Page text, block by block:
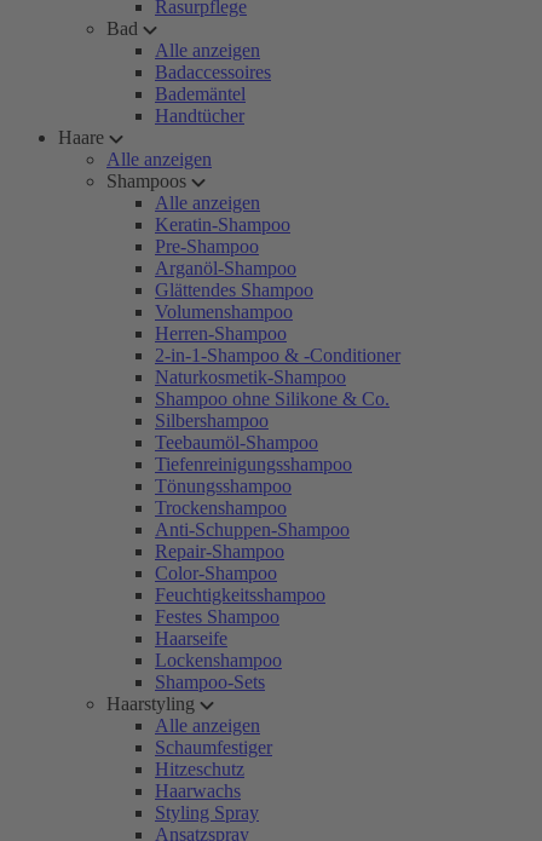
Rasurpflege
Bad
Alle anzeigen
Badaccessoires
Bademäntel
Handtücher
Haare
Alle anzeigen
Shampoos
Alle anzeigen
Keratin-Shampoo
Pre-Shampoo
Arganöl-Shampoo
Glättendes Shampoo
Volumenshampoo
Herren-Shampoo
2-in-1-Shampoo & -Conditioner
Naturkosmetik-Shampoo
Shampoo ohne Silikone & Co.
Silbershampoo
Teebaumöl-Shampoo
Tiefenreinigungsshampoo
Tönungsshampoo
Trockenshampoo
Anti-Schuppen-Shampoo
Repair-Shampoo
Color-Shampoo
Feuchtigkeitsshampoo
Festes Shampoo
Haarseife
Lockenshampoo
Shampoo-Sets
Haarstyling
Alle anzeigen
Schaumfestiger
Hitzeschutz
Haarwachs
Styling Spray
Ansatzspray